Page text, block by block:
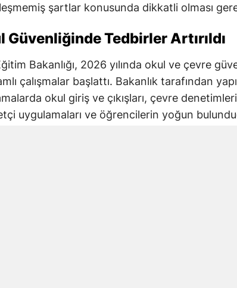
şartlar konusunda dikkatli olması
Güvenliğinde Tedbirler Artırıldı
Bakanlığı, 2026 yılında okul ve çevre
çalışmalar başlattı. Bakanlık tarafından
okul giriş ve çıkışları, çevre
uygulamaları ve öğrencilerin yoğun